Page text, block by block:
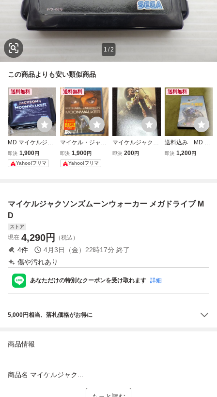
1 /2
この商品よりも安い類似商品
送料無料
MD マイケルジャ
クソンズ ムーンウ
ォーカー
即決 1,900円
Yahoo!フリマ
送料無料
マイケル・ジャク
ソン ムーンウォー
カー Blu-ray
即決 1,900円
Yahoo!フリマ
マイケルジャクソ
ンカード非売品
即決 200円
送料無料
送料込み MD メ
ガドライブ スー
即決 1,200円
マイケルジャクソンズムーンウォーカー メガドライブ M
D
ストア
現在 4,290円 （税込）
4件 4月3日（金）22時17分 終了
傷や汚れあり
あなただけの特別なクーポンを受け取れます 詳細
5,000円相当、落札価格がお得に
商品情報
商品名 マイケルジャク...